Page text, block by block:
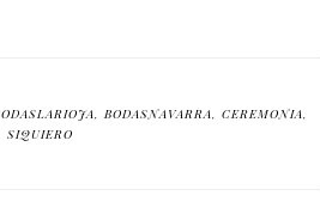
, BODASNAVARRA, CEREMONIA,
SIQUIERO